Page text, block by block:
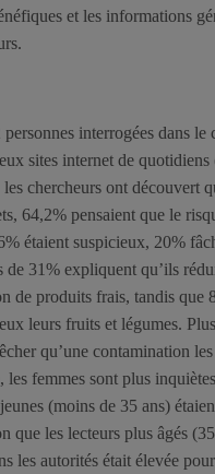
et les informations
interrogées dans le
sites internet de
chercheurs ont découvert
64,2% pensaient que le
étaient suspicieux, 20%
de 31% expliquent qu’ils
de produits frais, tandis que
leurs fruits et légumes.
qu’une contamination
les femmes sont plus
(moins de 35 ans)
que les lecteurs plus âgés
les autorités était élevée